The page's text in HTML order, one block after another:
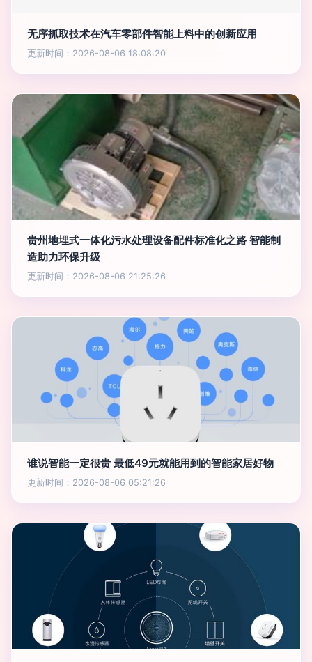
无序抓取技术在汽车零部件智能上料中的创新应用
更新时间：2026-08-06 18:08:20
贵州地埋式一体化污水处理设备配件标准化之路 智能制
造助力环保升级
更新时间：2026-08-06 21:25:26
谁说智能一定很贵 最低49元就能用到的智能家居好物
更新时间：2026-08-06 05:21:26